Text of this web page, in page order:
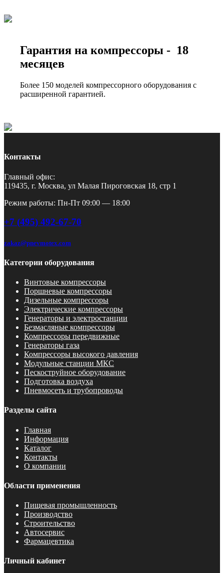
Гарантия на компрессоры - 18
месяцев
Более 150 моделей компрессорного оборудования с
расширенной гарантией.
Контакты
Главный офис:
119435, г. Москва, ул Малая Пироговская 18, стр 1
Режим работы: Пн-Пт 09:00 — 18:00
+7 (495) 492-67-70
zakaz@pnevmotex.com
Категории оборудования
Винтовые компрессоры
Поршневые компрессоры
Дизельные компрессоры
Электрические компрессоры
Генераторы и электростанции
Безмасляные компрессоры
Компрессоры передвижные
Генераторы газа
Компрессоры высокого давления
Модульные станции МКС
Пескоструйное оборудование
Подготовка воздуха
Пневмосеть и трубопроводы
Разделы сайта
Главная
Информация
Каталог
Контакты
О компании
Области применения
Пищевая промышленность
Производство
Строительство
Автосервис
Фармацевтика
Личный кабинет